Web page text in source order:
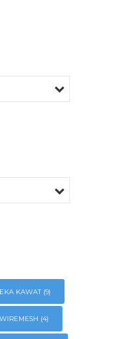
KAWAT(9)
(4)